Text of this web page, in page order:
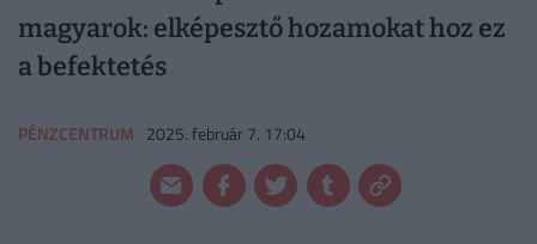
magyarok: elképesztő hozamokat hoz ez
a befektetés
PÉNZCENTRUM 2025. február 7. 17:04